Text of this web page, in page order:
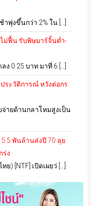
พุ่งขึ้นกว่า 2% ใน […]
ไม่ฟื้น รับพิษมาร์จิ้นต่ำ-
ง 0.25 บาท มาที่ 6 […]
ระวัติการณ์ หวังต่อกร
ายด้านกลาโหมสูงเป็น
พันล้านส่งปี 70 ลุย
ร่ง
) [NTF] เปิดเผยว่ […]